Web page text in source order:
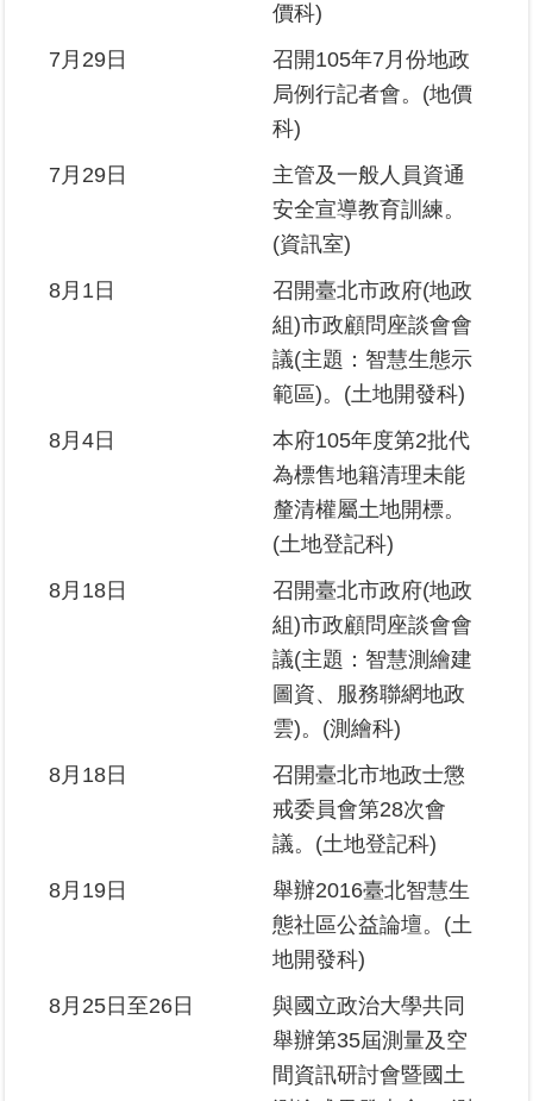
價科)
7月29日
召開105年7月份地政
局例行記者會。(地價
科)
7月29日
主管及一般人員資通
安全宣導教育訓練。
(資訊室)
8月1日
召開臺北市政府(地政
組)市政顧問座談會會
議(主題：智慧生態示
範區)。(土地開發科)
8月4日
本府105年度第2批代
為標售地籍清理未能
釐清權屬土地開標。
(土地登記科)
8月18日
召開臺北市政府(地政
組)市政顧問座談會會
議(主題：智慧測繪建
圖資、服務聯網地政
雲)。(測繪科)
8月18日
召開臺北市地政士懲
戒委員會第28次會
議。(土地登記科)
8月19日
舉辦2016臺北智慧生
態社區公益論壇。(土
地開發科)
8月25日至26日
與國立政治大學共同
舉辦第35屆測量及空
間資訊研討會暨國土